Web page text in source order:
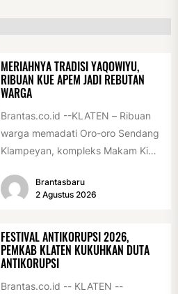
MERIAHNYA TRADISI YAQOWIYU,
RIBUAN KUE APEM JADI REBUTAN
WARGA
Brantas.co.id --KLATEN – Ribuan
warga memadati Oro-oro Sendang
Klampeyan, kompleks Makam Ki
(31/7/2026) siang. Teriknya sinar...
Brantasbaru
2 Agustus 2026
FESTIVAL ANTIKORUPSI 2026,
PEMKAB KLATEN KUKUHKAN DUTA
ANTIKORUPSI
Brantas.co.id -- KLATEN --